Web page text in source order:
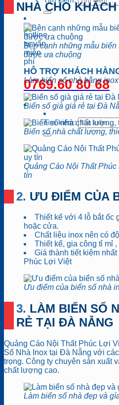
HỖ TRỢ KHÁCH
0769.60 80 68
Tìm kiếm:
NHÀ CHO
Bên cạnh những mẫu biển
được ưa chuộng
Làm biển số nhà bằng
Biển số già giá rẻ tại Đà
Biển số nhà chất lượng,
Quảng Cáo Nội Thất
tín
2. ƯU ĐIỂM
Thiết kế với 4 lỗ bắt ốc
hoặc cửa.
Chất liệu inox nên có
Thiết kế, gia công tỉ mỉ
Giá thành tiết kiệm
Phúc Lợi Việt
Ưu điểm của biển số nhà
3. LÀM BIỂN SỐ NHÀ ĐẸP VÀ GÍA
RẺ TẠI ĐÀ NẴNG
Quảng Cáo Nội Thất Phúc Lợi
Số Nhà Inox tại Đà Nẵng với
trọng. Công ty chuyên sản xuất
chất lượng cao.
Làm biển số nhà đẹp và